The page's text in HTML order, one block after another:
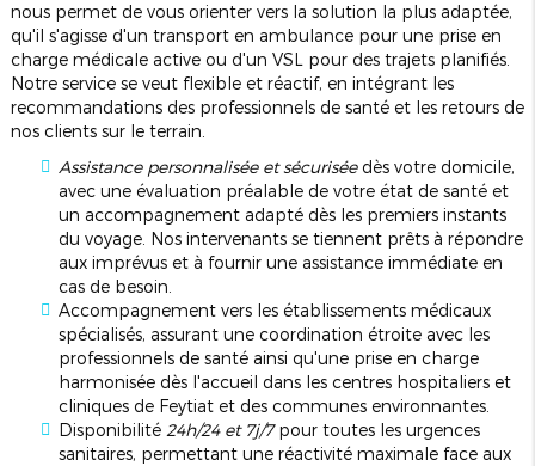
nous permet de vous orienter vers la solution la plus adaptée,
qu'il s'agisse d'un transport en ambulance pour une prise en
charge médicale active ou d'un VSL pour des trajets planifiés.
Notre service se veut flexible et réactif, en intégrant les
recommandations des professionnels de santé et les retours de
nos clients sur le terrain.
Assistance personnalisée et sécuriséedès votre domicile,
avec une évaluation préalable de votre état de santé et
un accompagnement adapté dès les premiers instants
du voyage. Nos intervenants se tiennent prêts à répondre
aux imprévus et à fournir une assistance immédiate en
cas de besoin.
Accompagnement vers les établissements médicaux
spécialisés, assurant une coordination étroite avec les
professionnels de santé ainsi qu'une prise en charge
harmonisée dès l'accueil dans les centres hospitaliers et
cliniques de Feytiat et des communes environnantes.
Disponibilité 24h/24 et 7j/7pour toutes les urgences
sanitaires, permettant une réactivité maximale face aux